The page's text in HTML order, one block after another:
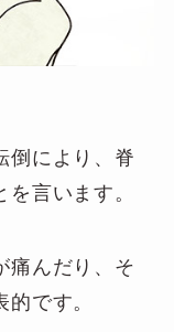
倒により、脊
言います。
痛んだり、そ
です。